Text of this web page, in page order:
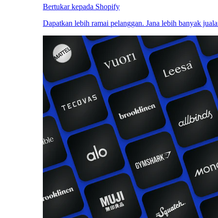
Bertukar kepada Shopify
Dapatkan lebih ramai pelanggan. Jana lebih banyak